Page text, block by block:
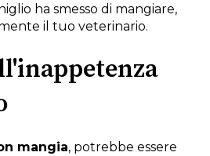
ha smesso di mangiare,
il tuo veterinario.
mangia, potrebbe essere